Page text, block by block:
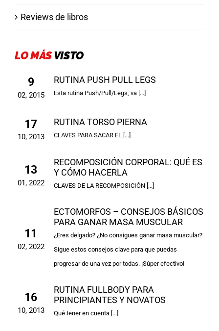
Reviews de libros
LO MÁSVISTO
9
02, 2015
RUTINA PUSH PULL LEGS
Esta rutina Push/Pull/Legs, va [...]
17
10, 2013
RUTINA TORSO PIERNA
CLAVES PARA SACAR EL [...]
13
01, 2022
RECOMPOSICIÓN CORPORAL: QUÉ ES
Y CÓMO HACERLA
CLAVES DE LA RECOMPOSICIÓN [...]
11
02, 2022
ECTOMORFOS – CONSEJOS BÁSICOS
PARA GANAR MASA MUSCULAR
¿Eres delgado? ¿No consigues ganar masa muscular?
Sigue estos consejos clave para que puedas
progresar de una vez por todas. ¡Súper efectivo!
16
10, 2013
RUTINA FULLBODY PARA
PRINCIPIANTES Y NOVATOS
Qué tener en cuenta [...]